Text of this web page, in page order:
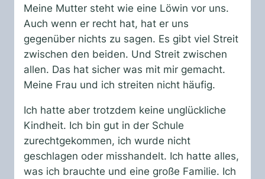
Meine Mutter steht wie eine Löwin vor uns.
Auch wenn er recht hat, hat er uns
gegenüber nichts zu sagen. Es gibt viel Streit
zwischen den beiden. Und Streit zwischen
allen. Das hat sicher was mit mir gemacht.
Meine Frau und ich streiten nicht häufig.
Ich hatte aber trotzdem keine unglückliche
Kindheit. Ich bin gut in der Schule
zurechtgekommen, ich wurde nicht
geschlagen oder misshandelt. Ich hatte alles,
was ich brauchte und eine große Familie. Ich